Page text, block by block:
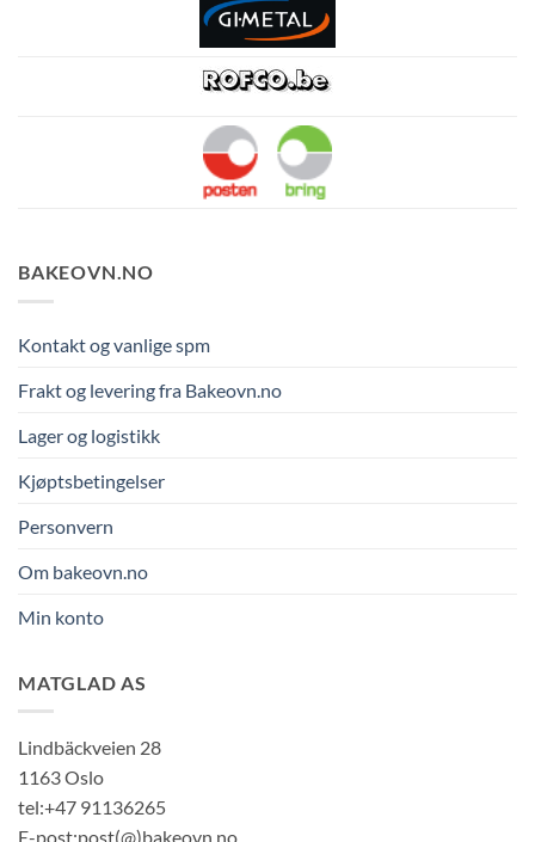
BAKEOVN.NO
Kontakt og vanlige spm
Frakt og levering fra Bakeovn.no
Lager og logistikk
Kjøptsbetingelser
Personvern
Om bakeovn.no
Min konto
MATGLAD AS
Lindbäckveien 28
1163 Oslo
tel:+47 91136265
E-post:post(@)bakeovn.no